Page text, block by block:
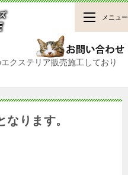
クステリア販売施工しており
メニュー
ります。